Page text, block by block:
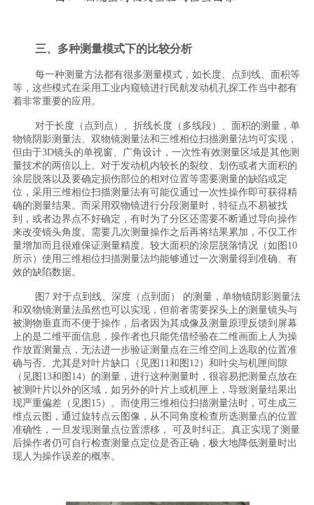
三、多种测量模式下的比较分析
每一种测量方法都有很多测量模式，如长度、点到线、面积等
等，这些模式在采用工业内窥镜进行民航发动机孔探工作当中都有
着非常重要的应用。
对于长度（点到点）、折线长度（多线段）、面积的测量，单
物镜阴影测量法、双物镜测量法和三维相位扫描测量法均可实现，
但由于3D镜头的单视窗、广角设计，一次性有效测量区域是其他测
量技术的两倍以上。对于发动机内较长的裂纹、划伤或者大面积的
涂层脱落以及要确定损伤部位的相对位置等需要测量的缺陷或定
位，采用三维相位扫描测量法有可能仅通过一次性操作即可获得精
确的测量结果。而采用双物镜进行分段测量时，特征点不易被找
到，或者边界点不好确定，有时为了分区还需要不断通过导向操作
来改变镜头角度。需要几次测量操作之后再将结果累加，不仅工作
量增加而且很难保证测量精度。较大面积的涂层脱落情况（如图10
所示）使用三维相位扫描测量法均能够通过一次测量得到准确、有
效的缺陷数据。
图7 对于点到线、深度（点到面） 的测量，单物镜阴影测量法
和双物镜测量法虽然也可以实现，但前者需要探头上的测量镜头与
被测物垂直而不便于操作，后者因为其成像及测量原理反馈到屏幕
上的是二维平面信息，操作者也只能凭借经验在二维画面上人为操
作放置测量点，无法进一步验证测量点在三维空间上选取的位置准
确与否。尤其是对叶片缺口（见图11和图12）和叶尖与机匣间隙
（见图13和图14）的测量，进行这种测量时，很容易把测量点放在
被测叶片以外的区域，如另外的叶片上或机匣上，导致测量结果出
现严重偏差（见图15）。而使用三维相位扫描测量法时，可生成三
维点云图，通过旋转点云图像，从不同角度检查所选测量点的位置
准确性，一旦发现测量点位置漂移， 可及时纠正。真正实现了测量
后操作者仍可自行检查测量点定位是否正确，极大地降低测量时出
现人为操作误差的概率。